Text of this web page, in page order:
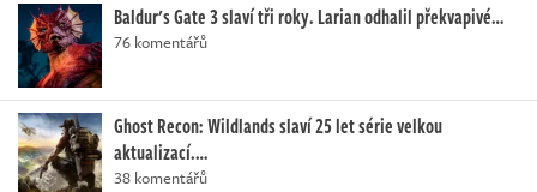
Baldur's Gate 3 slaví tři roky. Larian odhalil překvapivé…
76 komentářů
Ghost Recon: Wildlands slaví 25 let série velkou
aktualizací.…
38 komentářů